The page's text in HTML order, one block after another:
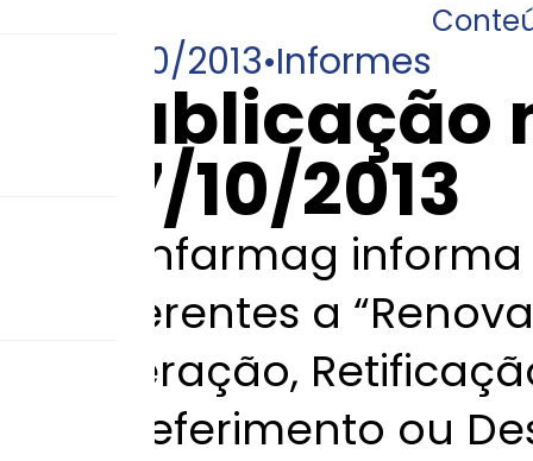
07/10/2013•Informes
Publicação
07/10/2013
A Anfarmag
referentes a
Alteração,
Indeferimento ou